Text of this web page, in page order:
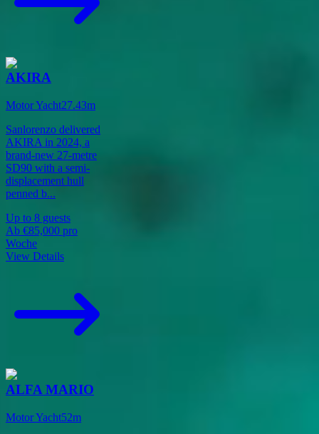
AKIRA
Motor Yacht27.43m
Sanlorenzo delivered
AKIRA in 2024, a
brand-new 27-metre
SD90 with a semi-
displacement hull
penned b...
Up to 8 guests
Ab €85,000 pro
Woche
View Details
ALFA MARIO
Motor Yacht52m